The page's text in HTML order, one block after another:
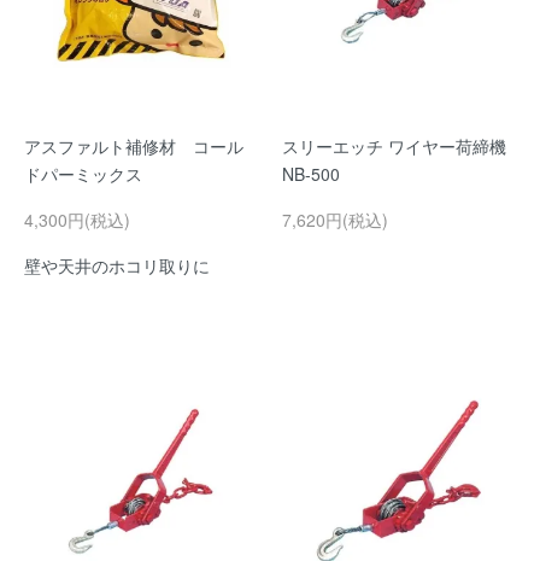
アスファルト補修材 コール
ドパーミックス
4,300円(税込)
壁や天井のホコリ取りに
スリーエッチ ワイヤー荷締機
NB-500
7,620円(税込)